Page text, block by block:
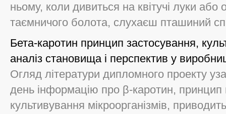
ньому, коли дивиться на квітучі луки
таємничого болота, слухаєш пташиний
Бета-каротин принцип застосування,
аналіз становища і перспектив у
Огляд літератури дипломного проекту
день інформацію про β-каротин, принцип
культивування мікроорганізмів,